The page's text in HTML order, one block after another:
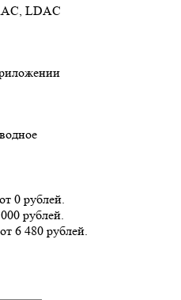
LDAC
0 рублей.
рублей.
6 480 рублей.